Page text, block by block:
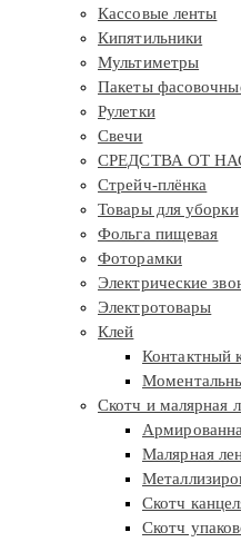
Кассовые ленты
Кипятильники
Мультиметры
Пакеты
Рулетки
Свечи
СРЕДСТВА ОТ
Стрейч-плёнка
Товары для уборки
Фольга пищевая
Фоторамки
Электрические
Электротовары
Клей
Контактный
Скотч и малярная
Малярная
Скотч
Скотч